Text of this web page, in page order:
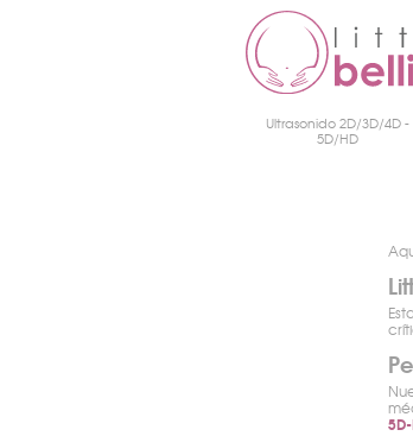
Ultrasonido 2D/3D/4D -
5D/HD